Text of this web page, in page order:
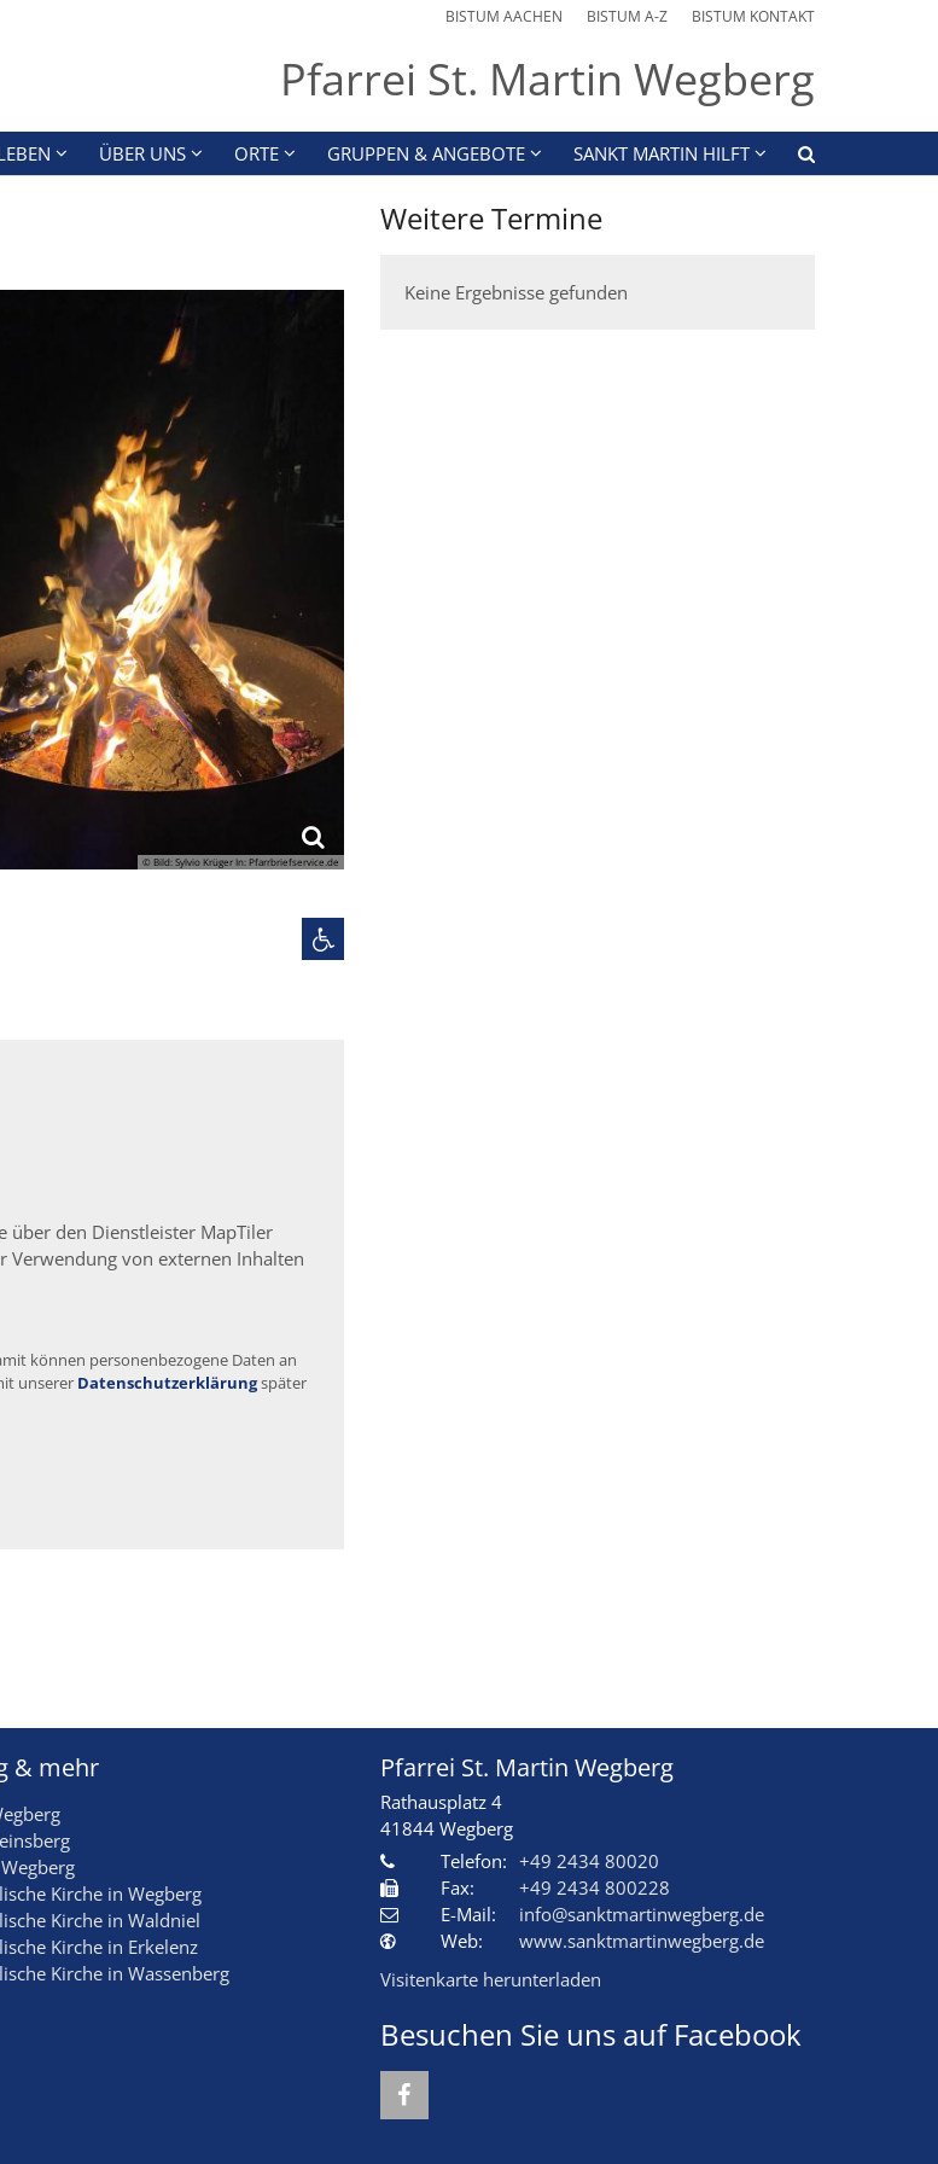
BISTUM AACHEN BISTUM A-Z BISTUM KONTAKT
Pfarrei St. Martin Wegberg
ÜBER UNS ORTE GRUPPEN & ANGEBOTE SANKT MARTIN HILFT
© Bild: Sylvio Krüger In: Pfarrbriefservice.de
über den Dienstleister MapTiler
Verwendung von externen Inhalten
können personenbezogene Daten an
unserer Datenschutzerklärungspäter
Weitere Termine
Keine Ergebnisse gefunden
& mehr
Kirche in Wegberg
Kirche in Waldniel
Kirche in Erkelenz
Kirche in Wassenberg
Pfarrei St. Martin Wegberg
Rathausplatz 4
41844 Wegberg
Telefon: +49 2434 80020
Fax:
+49 2434 800228
E-Mail:
info@sanktmartinwegberg.de
Web:
www.sanktmartinwegberg.de
Visitenkarte herunterladen
Besuchen Sie uns auf Facebook